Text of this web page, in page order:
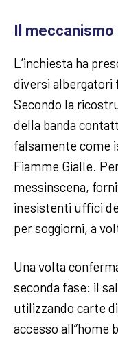
Il
L’inchiesta ha
diversi
Secondo la
della banda
falsamente come
Fiamme Gialle.
messinscena,
inesistenti uffici
per soggiorni, a
Una volta
seconda fase: il
utilizzando carte
accesso all”home